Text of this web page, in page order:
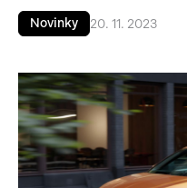
Novinky 20. 11. 2023